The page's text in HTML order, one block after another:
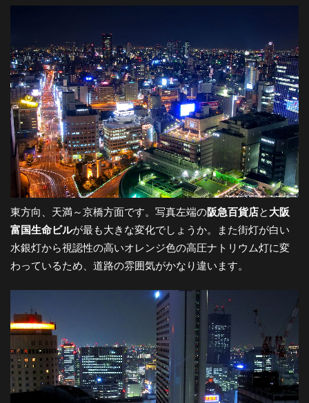
東方向、天満～京橋方面です。写真左端の阪急百貨店と 大阪
富国生命ビルが最も大きな変化でしょうか。また街灯が白い
水銀灯から視認性の高いオレンジ色の高圧ナトリウム灯に変
わっているため、道路の雰囲気がかなり違います。